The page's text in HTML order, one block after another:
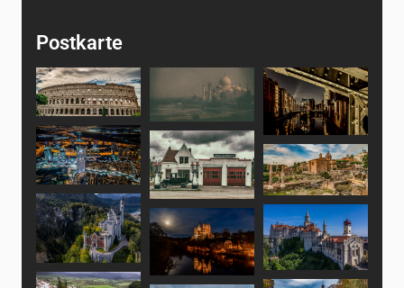
Postkarte